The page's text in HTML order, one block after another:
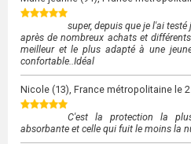
super, depuis que je l'ai testé
après de nombreux achats et
meilleur et le plus adapté à une
confortable..Idéal
Nicole (13), France métropolitaine le
C'est la protection la
absorbante et celle qui fuit le moins la